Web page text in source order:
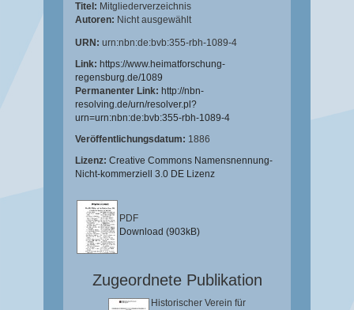
Titel: Mitgliederverzeichnis
Autoren: Nicht ausgewählt
URN: urn:nbn:de:bvb:355-rbh-1089-4
Link: https://www.heimatforschung-
regensburg.de/1089
Permanenter Link: http://nbn-
resolving.de/urn/resolver.pl?
urn=urn:nbn:de:bvb:355-rbh-1089-4
Veröffentlichungsdatum: 1886
Lizenz: Creative Commons Namensnennung-
Nicht-kommerziell 3.0 DE Lizenz
PDF
Download (903kB)
Zugeordnete Publikation
Historischer Verein für